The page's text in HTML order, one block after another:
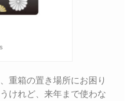
重箱の置き場所にお困り
けれど、来年まで使わな